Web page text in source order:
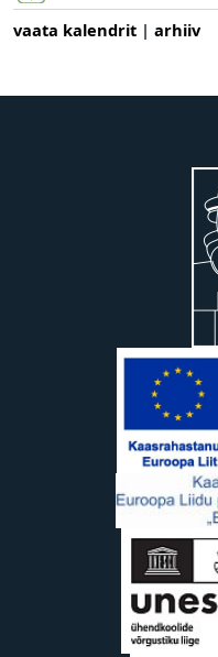
vaata kalendrit | arhiiv